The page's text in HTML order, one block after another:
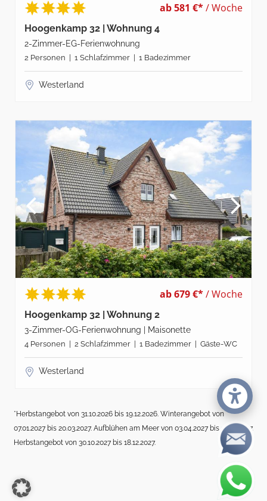
ab 581 €*/ Woche
Hoogenkamp 32 | Wohnung 4
2-Zimmer-EG-Ferienwohnung
2 Personen | 1 Schlafzimmer | 1 Badezimmer
Westerland
ab 679 €*/ Woche
Hoogenkamp 32 | Wohnung 2
3-Zimmer-OG-Ferienwohnung | Maisonette
4 Personen | 2 Schlafzimmer | 1 Badezimmer | Gäste-WC
Westerland
*Herbstangebot von 31.10.2026 bis 19.12.2026. Winterangebot von
07.01.2027 bis 20.03.2027. Aufblühen am Meer von 03.04.2027 bis 17.04.2027.
Herbstangebot von 30.10.2027 bis 18.12.2027.